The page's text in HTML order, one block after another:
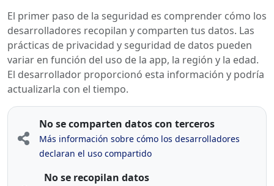
El primer paso de la seguridad es comprender cómo los
desarrolladores recopilan y comparten tus datos. Las
prácticas de privacidad y seguridad de datos pueden
variar en función del uso de la app, la región y la edad.
El desarrollador proporcionó esta información y podría
actualizarla con el tiempo.
No se comparten datos con terceros
Más información sobre cómo los desarrolladores
declaran el uso compartido
No se recopilan datos